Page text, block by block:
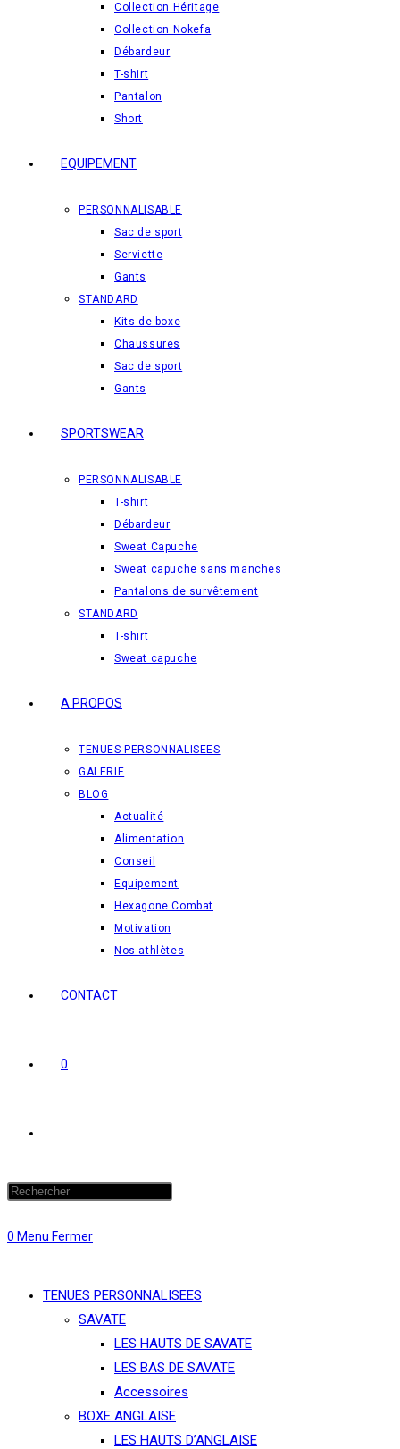
Collection Héritage
Collection Nokefa
Débardeur
T-shirt
Pantalon
Short
EQUIPEMENT
PERSONNALISABLE
Sac de sport
Serviette
Gants
STANDARD
Kits de boxe
Chaussures
Sac de sport
Gants
SPORTSWEAR
PERSONNALISABLE
T-shirt
Débardeur
Sweat Capuche
Sweat capuche sans manches
Pantalons de survêtement
STANDARD
T-shirt
Sweat capuche
A PROPOS
TENUES PERSONNALISEES
GALERIE
BLOG
Actualité
Alimentation
Conseil
Equipement
Hexagone Combat
Motivation
Nos athlètes
CONTACT
0
website
0 Menu Fermer
TENUES PERSONNALISEES
SAVATE
LES HAUTS DE SAVATE
LES BAS DE SAVATE
Accessoires
BOXE ANGLAISE
LES HAUTS D’ANGLAISE